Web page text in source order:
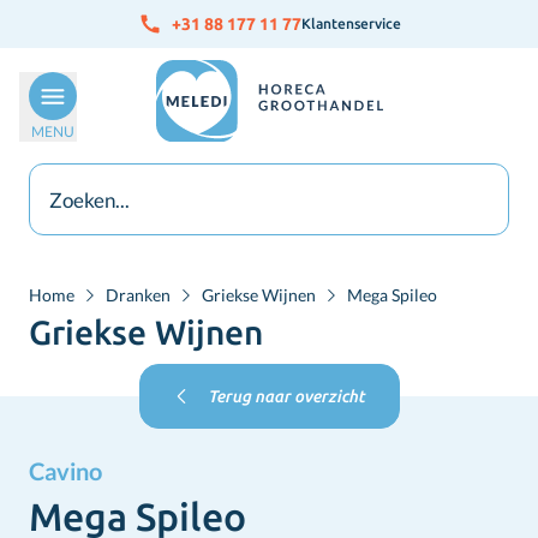
Ga naar de inhoud +31 88 177 11 77Klantenservice
MENU
Home Dranken Griekse Wijnen Mega Spileo
Griekse Wijnen
Terug naar overzicht
Cavino
Mega Spileo